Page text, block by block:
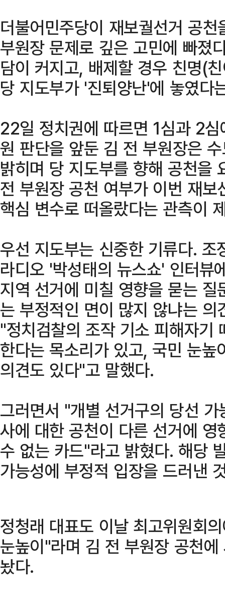
더불어민주당이 재보궐선거 공
부원장 문제로 깊은 고민에 빠졌
담이 커지고, 배제할 경우 친명(
당 지도부가 '진퇴양난'에 놓였다
22일 정치권에 따르면 1심과 2
원 판단을 앞둔 김 전 부원장은
밝히며 당 지도부를 향해 공천을
전 부원장 공천 여부가 이번 재
핵심 변수로 떠올랐다는 관측이
우선 지도부는 신중한 기류다.
라디오 '박성태의 뉴스쇼' 인터뷰
지역 선거에 미칠 영향을 묻는
는 부정적인 면이 많지 않냐는
"정치검찰의 조작 기소 피해자기
한다는 목소리가 있고, 국민 눈
의견도 있다"고 말했다.
그러면서 "개별 선거구의 당선
사에 대한 공천이 다른 선거에
수 없는 카드"라고 밝혔다. 해당
가능성에 부정적 입장을 드러낸
정청래 대표도 이날 최고위원회
눈높이"라며 김 전 부원장 공천
놨다.